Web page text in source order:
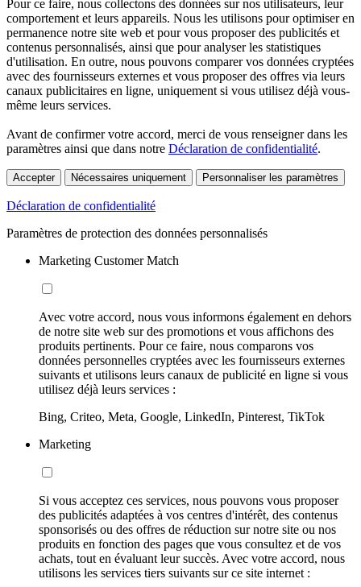
Pour ce faire, nous collectons des données sur nos utilisateurs, leur
comportement et leurs appareils. Nous les utilisons pour optimiser en
permanence notre site web et pour vous proposer des publicités et
contenus personnalisés, ainsi que pour analyser les statistiques
d'utilisation. En outre, nous pouvons comparer vos données cryptées
avec des fournisseurs externes et vous proposer des offres via leurs
canaux publicitaires en ligne, uniquement si vous utilisez déjà vous-
même leurs services.
Avant de confirmer votre accord, merci de vous renseigner dans les
paramètres ainsi que dans notre Déclaration de confidentialité.
Accepter Nécessaires uniquement Personnaliser les paramètres
Déclaration de confidentialité
Paramètres de protection des données personnalisés
Marketing Customer Match
Avec votre accord, nous vous informons également en dehors
de notre site web sur des promotions et vous affichons des
produits pertinents. Pour ce faire, nous comparons vos
données personnelles cryptées avec les fournisseurs externes
suivants et utilisons leurs canaux de publicité en ligne si vous
utilisez déjà leurs services :
Bing, Criteo, Meta, Google, LinkedIn, Pinterest, TikTok
Marketing
Si vous acceptez ces services, nous pouvons vous proposer
des publicités adaptées à vos centres d'intérêt, des contenus
sponsorisés ou des offres de réduction sur notre site ou nos
produits en fonction des pages que vous consultez et de vos
achats, tout en évaluant leur succès. Avec votre accord, nous
utilisons les services tiers suivants sur ce site internet :